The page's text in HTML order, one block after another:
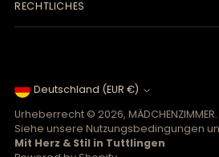
RECHTLICHES
Währung
Deutschland (EUR €)
Urheberrecht © 2026, MÄDCHENZIMMER
Siehe unsere Nutzungsbedingungen
Mit Herz & Stil in Tuttlingen